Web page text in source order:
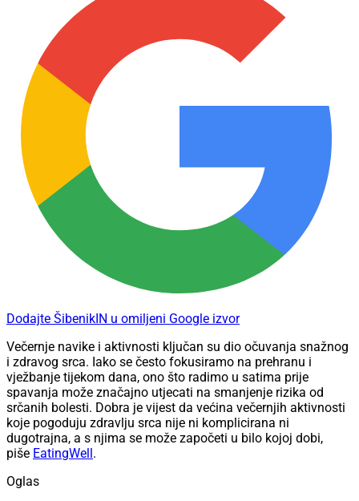
Dodajte ŠibenikIN u omiljeni Google izvor
Večernje navike i aktivnosti ključan su dio očuvanja snažnog
i zdravog srca. Iako se često fokusiramo na prehranu i
vježbanje tijekom dana, ono što radimo u satima prije
spavanja može značajno utjecati na smanjenje rizika od
srčanih bolesti. Dobra je vijest da većina večernjih aktivnosti
koje pogoduju zdravlju srca nije ni komplicirana ni
dugotrajna, a s njima se može započeti u bilo kojoj dobi,
piše EatingWell .
Oglas